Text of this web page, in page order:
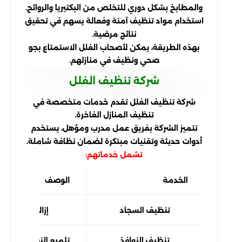
والمطابخ بشكل دوري للتخلص من البكتيريا والروائح.
استخدام مواد تنظيف آمنة وفعالة يسهم في تحقيق
نتائج مرضية.
بهذه الطريقة، يمكن لأصحاب الفلل الاستمتاع بجو
صحي ونظيف في منازلهم.
شركة تنظيف الفلل
شركة تنظيف الفلل تقدم خدمات متخصصة في
تنظيف المنازل الفاخرة.
تتميز الشركة بفريق عمل مدرب ومؤهل، يستخدم
أدوات حديثة وتقنيات مبتكرة لضمان نظافة شاملة.
تشمل خدماتهم:
الخدمة الوصف
تنظيف السجاد إزالة الأوساخ